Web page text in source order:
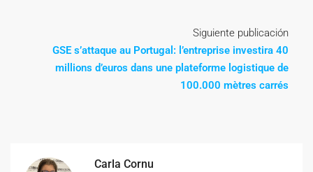
Siguiente publicación
GSE s’attaque au Portugal: l’entreprise investira 40
millions d’euros dans une plateforme logistique de
100.000 mètres carrés
Carla Cornu